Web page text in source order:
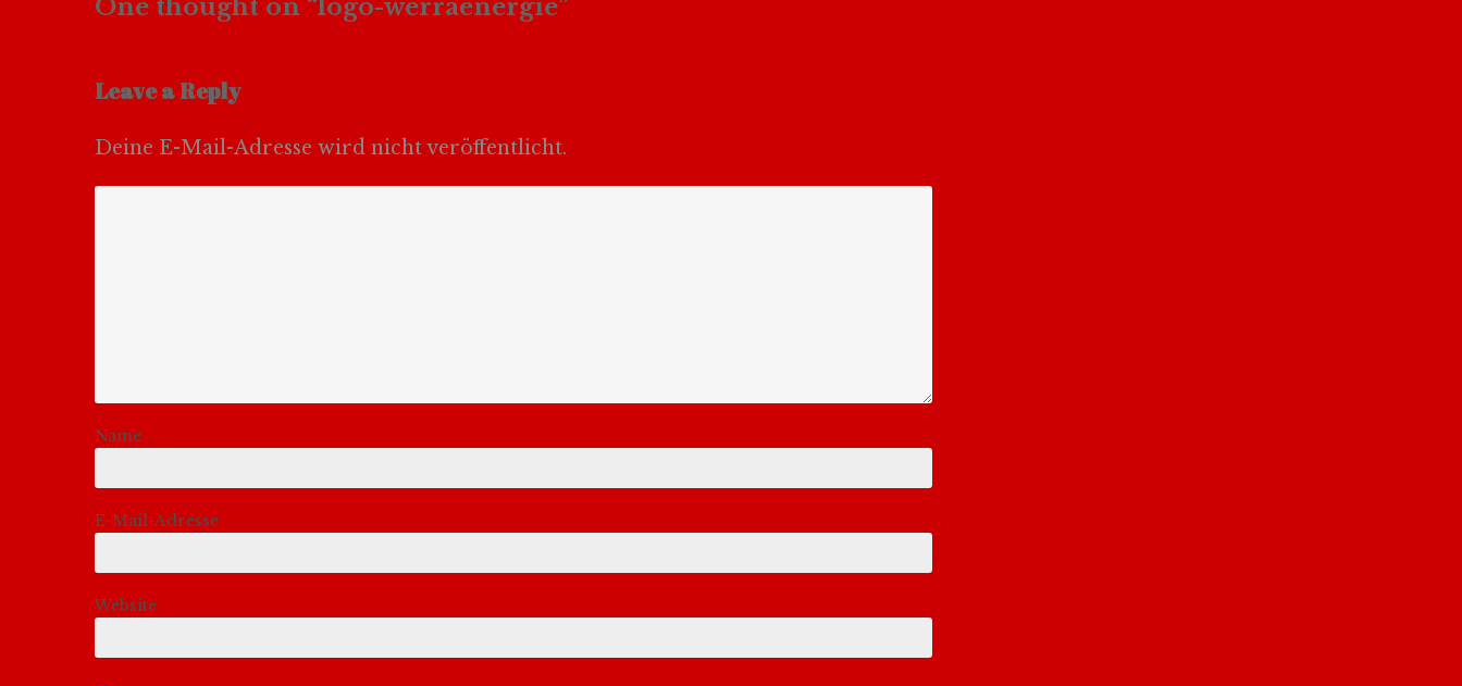
One thought on “logo-werraenergie”
Leave a Reply
Deine E-Mail-Adresse wird nicht veröffentlicht.
Name
E-Mail-Adresse
Website